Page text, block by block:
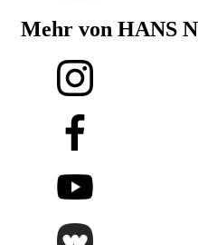
Mehr von HANS